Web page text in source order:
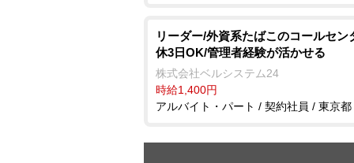
リーダー/外資系たばこのコールセン
休3日OK/管理者経験が活かせる
株式会社ベルシステム24
時給1,400円
アルバイト・パート / 契約社員 / 東京都